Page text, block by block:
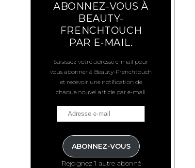
ABONNEZ-VOUS À
BEAUTY-
FRENCHTOUCH
PAR E-MAIL.
Saisissez votre adresse e-mail pour
vous abonner à Beauty-Frenchtouch
et recevoir une notification de
chaque nouvel article par e-mail.
ABONNEZ-VOUS
Rejoignez 1 autre abonné